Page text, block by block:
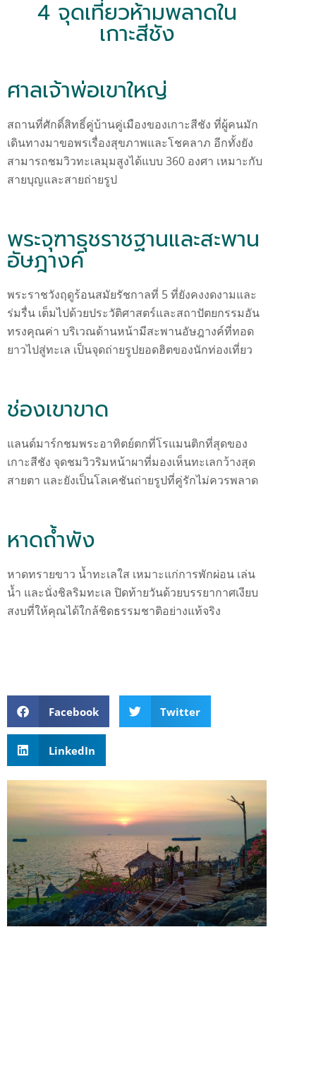
4 จุดเที่ยวห้ามพลาดใน
เกาะสีชัง
ศาลเจ้าพ่อเขาใหญ่
สถานที่ศักดิ์สิทธิ์คู่บ้านคู่เมืองของเกาะสีชัง ที่ผู้คนมัก
เดินทางมาขอพรเรื่องสุขภาพและโชคลาภ อีกทั้งยัง
สามารถชมวิวทะเลมุมสูงได้แบบ 360 องศา เหมาะกับ
สายบุญและสายถ่ายรูป
พระจุฑาธุชราชฐานและสะพาน
อัษฎางค์
พระราชวังฤดูร้อนสมัยรัชกาลที่ 5 ที่ยังคงงดงามและ
ร่มรื่น เต็มไปด้วยประวัติศาสตร์และสถาปัตยกรรมอัน
ทรงคุณค่า บริเวณด้านหน้ามีสะพานอัษฎางค์ที่ทอด
ยาวไปสู่ทะเล เป็นจุดถ่ายรูปยอดฮิตของนักท่องเที่ยว
ช่องเขาขาด
แลนด์มาร์กชมพระอาทิตย์ตกที่โรแมนติกที่สุดของ
เกาะสีชัง จุดชมวิวริมหน้าผาที่มองเห็นทะเลกว้างสุด
สายตา และยังเป็นโลเคชันถ่ายรูปที่คู่รักไม่ควรพลาด
หาดถ้ำพัง
หาดทรายขาว น้ำทะเลใส เหมาะแก่การพักผ่อน เล่น
น้ำ และนั่งชิลริมทะเล ปิดท้ายวันด้วยบรรยากาศเงียบ
สงบที่ให้คุณได้ใกล้ชิดธรรมชาติอย่างแท้จริง
Facebook Twitter
LinkedIn